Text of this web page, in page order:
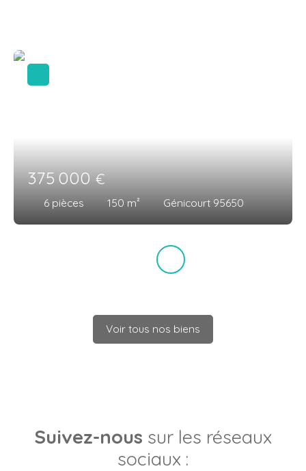
375 000€
6 pièces 150 m² Génicourt 95650
Voir tous nos biens
Suivez-nous sur les réseaux
sociaux :